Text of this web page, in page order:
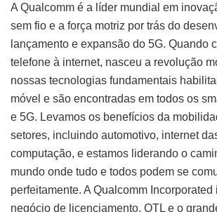
A Qualcomm é a líder mundial em
sem fio e a força motriz por trás do
lançamento e expansão do 5G. Quando
telefone à internet, nasceu a revolução
nossas tecnologias fundamentais
móvel e são encontradas em todos os
e 5G. Levamos os benefícios da
setores, incluindo automotivo, internet
computação, e estamos liderando o
mundo onde tudo e todos podem se
perfeitamente. A Qualcomm
negócio de licenciamento, QTL e o